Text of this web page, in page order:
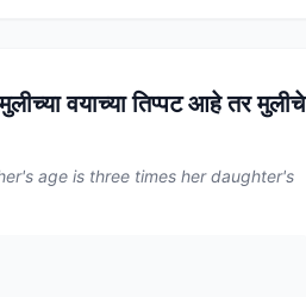
वयाच्या तिप्पट आहे तर मुलीचे
age is three times her daughter's